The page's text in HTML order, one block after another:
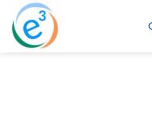
Saltar
contenido